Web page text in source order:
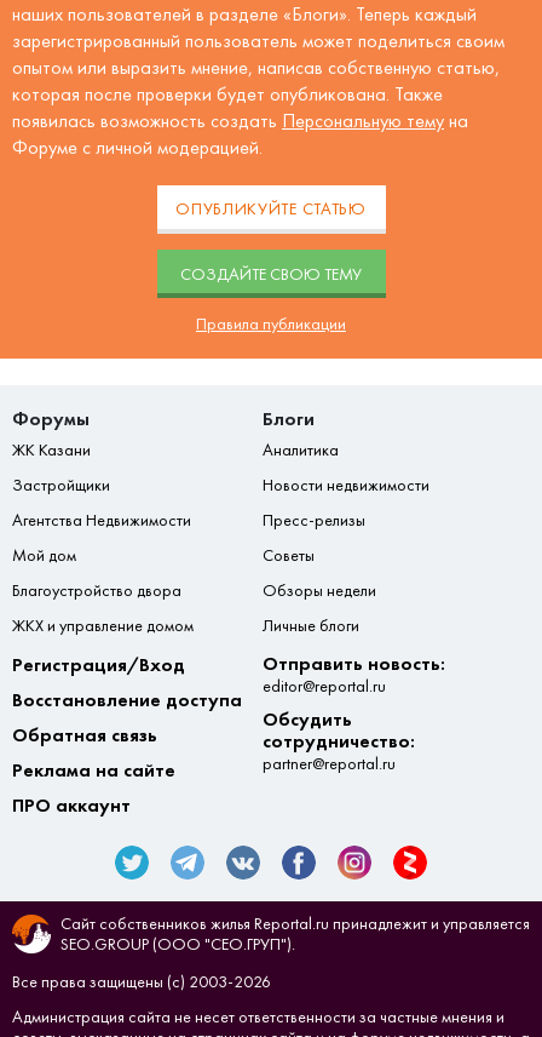
наших пользователей в разделе «Блоги». Теперь каждый
зарегистрированный пользователь может поделиться своим
опытом или выразить мнение, написав собственную статью,
которая после проверки будет опубликована. Также
появилась возможность создать Персональную тему на
Форуме с личной модерацией.
ОПУБЛИКУЙТЕ СТАТЬЮ
CОЗДАЙТЕ СВОЮ ТЕМУ
Правила публикации
Форумы
ЖК Казани
Застройщики
Агентства Недвижимости
Мой дом
Благоустройство двора
ЖКХ и управление домом
Блоги
Аналитика
Новости недвижимости
Пресс-релизы
Советы
Обзоры недели
Личные блоги
Регистрация/Вход
Восстановление доступа
Обратная связь
Реклама на сайте
ПРО аккаунт
Отправить новость:
editor@reportal.ru
Обсудить
сотрудничество:
partner@reportal.ru
Сайт собственников жилья Reportal.ru принадлежит и управляется
SEO.GROUP (ООО "СЕО.ГРУП").
Все права защищены (с) 2003-2026
Администрация сайта не несет ответственности за частные мнения и